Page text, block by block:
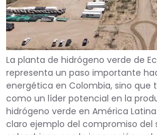
La planta de hidrógeno verde de
representa un paso importante
energética en Colombia, sino que
como un líder potencial en la
hidrógeno verde en América
claro ejemplo del compromiso del